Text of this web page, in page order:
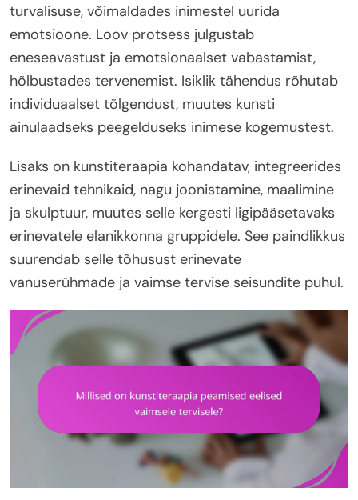
turvalisuse, võimaldades inimestel uurida
emotsioone. Loov protsess julgustab
eneseavastust ja emotsionaalset vabastamist,
hõlbustades tervenemist. Isiklik tähendus rõhutab
individuaalset tõlgendust, muutes kunsti
ainulaadseks peegelduseks inimese kogemustest.
Lisaks on kunstiteraapia kohandatav, integreerides
erinevaid tehnikaid, nagu joonistamine, maalimine
ja skulptuur, muutes selle kergesti ligipääsetavaks
erinevatele elanikkonna gruppidele. See paindlikkus
suurendab selle tõhusust erinevate
vanuserühmade ja vaimse tervise seisundite puhul.